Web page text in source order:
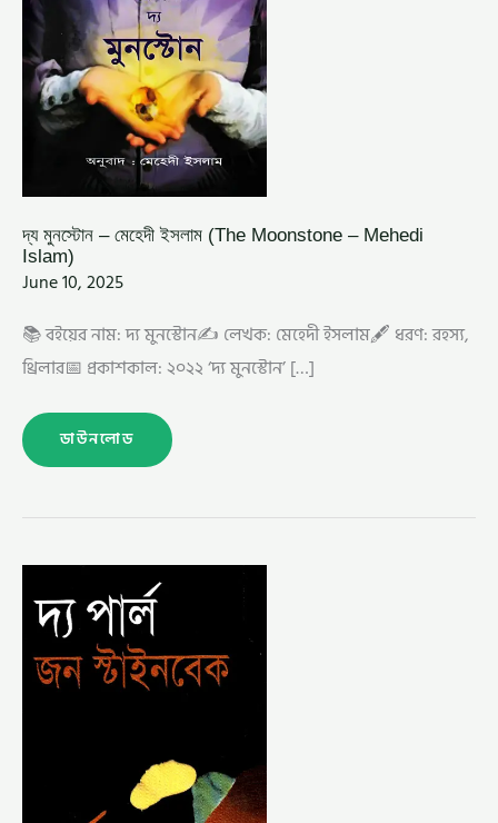
দ্য মুনস্টোন – মেহেদী ইসলাম (The Moonstone – Mehedi
Islam)
June 10, 2025
📚 বইয়ের নাম: দ্য মুনস্টোন✍️ লেখক: মেহেদী ইসলাম🖋️ ধরণ: রহস্য,
থ্রিলার📅 প্রকাশকাল: ২০২২ ‘দ্য মুনস্টোন’ […]
ডাউনলোড
দ্য
–
খন্দকার
মজহারুল
করিম
(THE
PEARL
–